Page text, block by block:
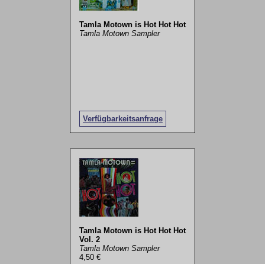
Tamla Motown is Hot Hot Hot
Tamla Motown Sampler
Verfügbarkeitsanfrage
Tamla Motown is Hot Hot Hot
Vol. 2
Tamla Motown Sampler
4,50 €